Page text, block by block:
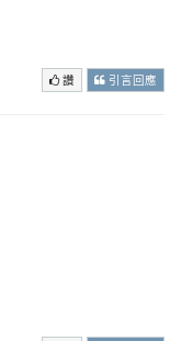
讚 引言回應